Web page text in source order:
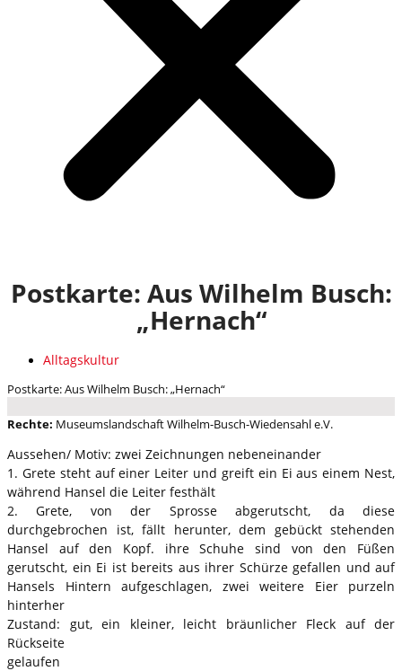
Postkarte: Aus Wilhelm Busch:
„Hernach“
Alltagskultur
Postkarte: Aus Wilhelm Busch: „Hernach“
Rechte: Museumslandschaft Wilhelm-Busch-Wiedensahl e.V.
Aussehen/ Motiv: zwei Zeichnungen nebeneinander
1. Grete steht auf einer Leiter und greift ein Ei aus einem Nest,
während Hansel die Leiter festhält
2. Grete, von der Sprosse abgerutscht, da diese
durchgebrochen ist, fällt herunter, dem gebückt stehenden
Hansel auf den Kopf. ihre Schuhe sind von den Füßen
gerutscht, ein Ei ist bereits aus ihrer Schürze gefallen und auf
Hansels Hintern aufgeschlagen, zwei weitere Eier purzeln
hinterher
Zustand: gut, ein kleiner, leicht bräunlicher Fleck auf der
Rückseite
gelaufen